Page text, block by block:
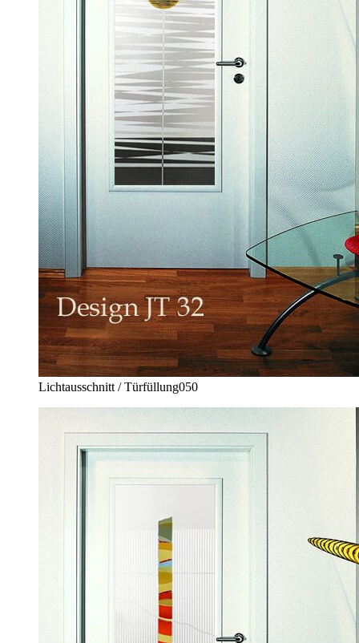
Lichtausschnitt / Türfüllung050